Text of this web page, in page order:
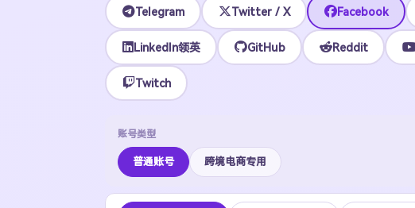
Telegram Twitter / X Facebook
LinkedIn领英 GitHub Reddit
Twitch
账号类型
普通账号 跨境电商专用